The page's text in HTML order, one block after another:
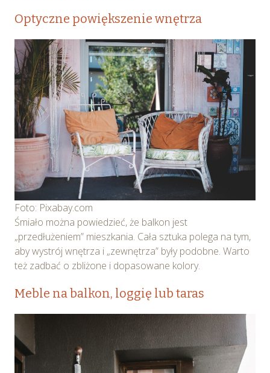
Optyczne powiększenie wnętrza
Foto: Pixabay.com
Śmiało można powiedzieć, że balkon jest
„przedłużeniem” mieszkania. Cała sztuka polega na tym,
aby wystrój wnętrza i „zewnętrza” były podobne. Warto
też zadbać o zbliżone i dopasowane kolory.
Meble na balkon, loggię lub taras